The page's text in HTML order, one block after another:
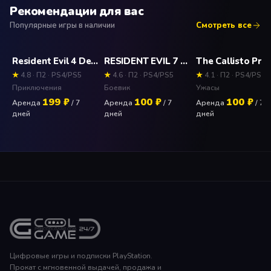
Рекомендации для вас
Популярные игры в наличии Смотреть все
Resident Evil 4 Deluxe Edition Прокат и аренда игры 7 дней
★ 4.8 · П2 · PS4/PS5
Приключения
Аренда 199 ₽/ 7
дней
RESIDENT EVIL 7 biohazard (PS4) Прокат и аренда игры 7 дней
★ 4.6 · П2 · PS4/PS5
Боевик
Аренда 100 ₽/ 7
дней
★ 4.1 · П2 · PS4/PS5
Ужасы
Аренда 100 ₽/ 7
дней
Цифровые игры и подписки PlayStation.
Прокат с мгновенной выдачей, продажа и